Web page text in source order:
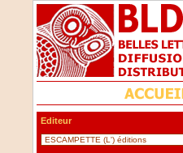
Editeur